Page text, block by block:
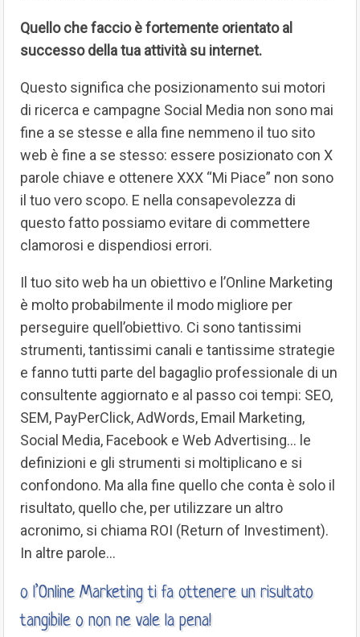
Quello che faccio è fortemente orientato al
successo della tua attività su internet.
Questo significa che posizionamento sui motori
di ricerca e campagne Social Media non sono mai
fine a se stesse e alla fine nemmeno il tuo sito
web è fine a se stesso: essere posizionato con X
parole chiave e ottenere XXX “Mi Piace” non sono
il tuo vero scopo. E nella consapevolezza di
questo fatto possiamo evitare di commettere
clamorosi e dispendiosi errori.
Il tuo sito web ha un obiettivo e l’Online Marketing
è molto probabilmente il modo migliore per
perseguire quell’obiettivo. Ci sono tantissimi
strumenti, tantissimi canali e tantissime strategie
e fanno tutti parte del bagaglio professionale di un
consultente aggiornato e al passo coi tempi: SEO,
SEM, PayPerClick, AdWords, Email Marketing,
Social Media, Facebook e Web Advertising… le
definizioni e gli strumenti si moltiplicano e si
confondono. Ma alla fine quello che conta è solo il
risultato, quello che, per utilizzare un altro
acronimo, si chiama ROI (Return of Investiment).
In altre parole…
o l’Online Marketing ti fa ottenere un risultato
tangibile o non ne vale la pena!